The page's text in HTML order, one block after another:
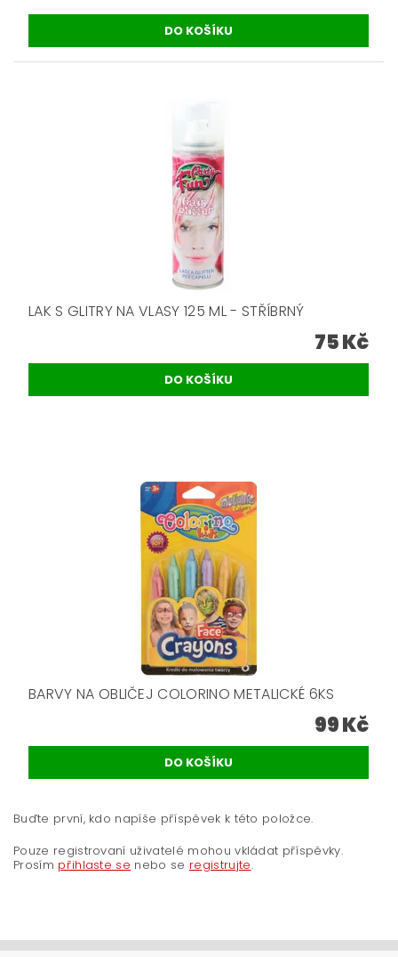
LAK S GLITRY NA VLASY 125 ML - STŘÍBRNÝ
75 Kč
BARVY NA OBLIČEJ COLORINO METALICKÉ 6KS
99 Kč
Buďte první, kdo napíše příspěvek k této položce.
Pouze registrovaní uživatelé mohou vkládat příspěvky.
Prosím přihlaste se nebo se registrujte.